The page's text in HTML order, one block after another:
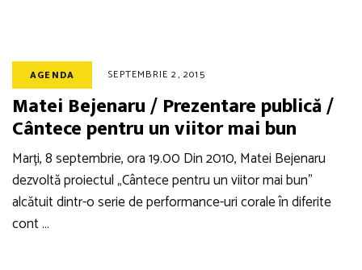
AGENDA SEPTEMBRIE 2, 2015
Matei Bejenaru / Prezentare publică /
Cântece pentru un viitor mai bun
Marți, 8 septembrie, ora 19.00 Din 2010, Matei Bejenaru
dezvoltă proiectul „Cântece pentru un viitor mai bun”
alcătuit dintr-o serie de performance-uri corale în diferite
cont …